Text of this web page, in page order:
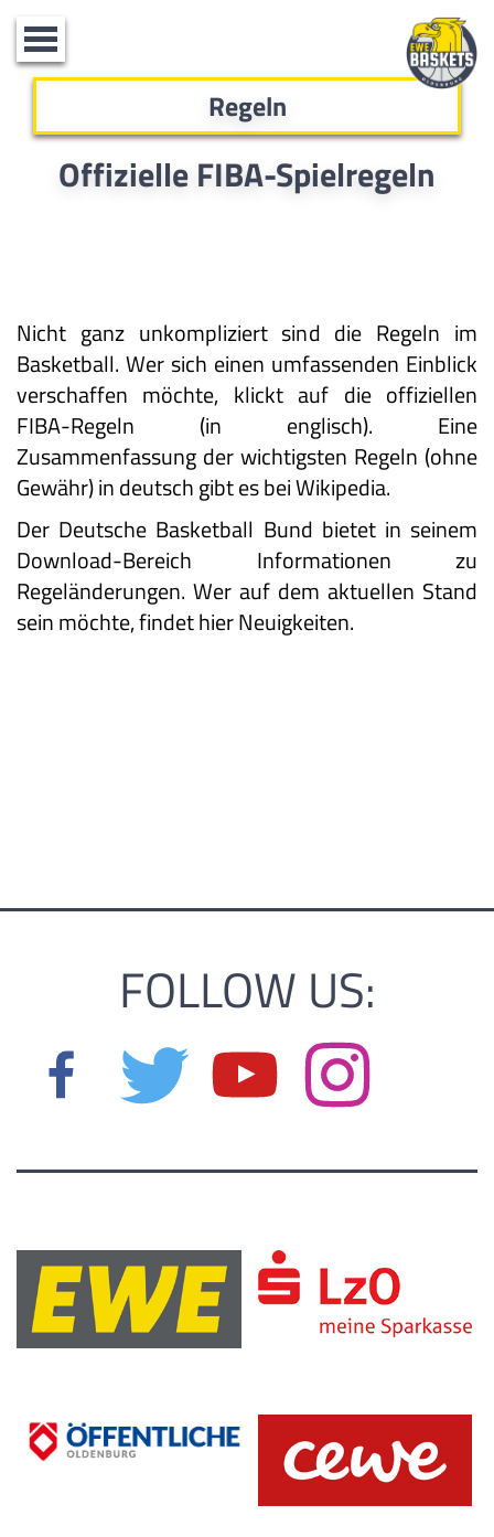
Toggle
navigation
Regeln
Offizielle FIBA-Spielregeln
Nicht ganz unkompliziert sind die Regeln im
Basketball. Wer sich einen umfassenden Einblick
verschaffen möchte, klickt auf die offiziellen
FIBA-Regeln (in englisch). Eine
Zusammenfassung der wichtigsten Regeln (ohne
Gewähr) in deutsch gibt es beiWikipedia.
Der Deutsche Basketball Bund bietet in seinem
Download-Bereich Informationen zu
Regeländerungen. Wer auf dem aktuellen Stand
sein möchte,findet hier Neuigkeiten.
FOLLOW US: